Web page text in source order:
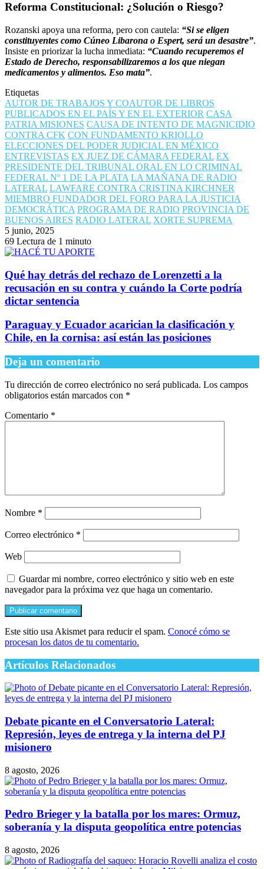
Reforma Constitucional: ¿Solución o Riesgo?
Rozanski apoya una reforma, pero con cautela: “Si se eligen
constituyentes como Cúneo Libarona o Espert, será un desastre”.
Insiste en priorizar la lucha inmediata: “Cuando recuperemos el
Estado de Derecho, responsabilizaremos a los que niegan
medicamentos y alimentos. Eso mata”.
Etiquetas
AUTOR DE TRABAJOS Y COAUTOR DE LIBROS
PUBLICADOS EN EL PAÍS Y EN EL EXTERIOR CASA
PATRIA MISIONES CAUSA DE INTENTO DE MAGNICIDIO
CONTRA CFK CON FUNDAMENTO KRIOLLO
ELECCIONES DEL PODER JUDICIAL EN MÉXICO
ENTREVISTAS EX JUEZ DE CÁMARA FEDERAL EX
PRESIDENTE DEL TRIBUNAL ORAL EN LO CRIMINAL
FEDERAL Nº 1 DE LA PLATA LA MAÑANA DE RADIO
LATERAL LAWFARE CONTRA CRISTINA KIRCHNER
MIEMBRO FUNDADOR DEL FORO PARA LA JUSTICIA
DEMOCRÁTICA PROGRAMA DE RADIO PROVINCIA DE
BUENOS AIRES RADIO LATERAL XORTE SUPREMA
5 junio, 2025
69 Lectura de 1 minuto
Qué hay detrás del rechazo de Lorenzetti a la
recusación en su contra y cuándo la Corte podría
dictar sentencia
Paraguay y Ecuador acarician la clasificación y
Chile, en la cornisa: así están las posiciones
Deja un comentario
Tu dirección de correo electrónico no será publicada. Los campos
obligatorios están marcados con *
Comentario *
Nombre *
Correo electrónico *
Web
Guardar mi nombre, correo electrónico y sitio web en este
navegador para la próxima vez que haga un comentario.
Este sitio usa Akismet para reducir el spam. Conocé cómo se
procesan los datos de tu comentario.
Artículos Relacionados
Debate picante en el Conversatorio Lateral:
Represión, leyes de entrega y la interna del PJ
misionero
8 agosto, 2026
Pedro Brieger y la batalla por los mares: Ormuz,
soberanía y la disputa geopolítica entre potencias
8 agosto, 2026